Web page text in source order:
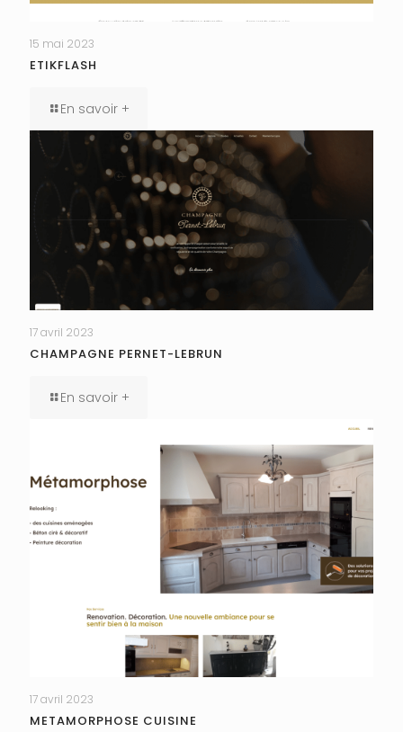
15 mai 2023
ETIKFLASH
En savoir +
17 avril 2023
CHAMPAGNE PERNET-LEBRUN
En savoir +
17 avril 2023
METAMORPHOSE CUISINE